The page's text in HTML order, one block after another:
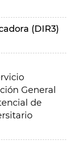
(DIR3)
General
de